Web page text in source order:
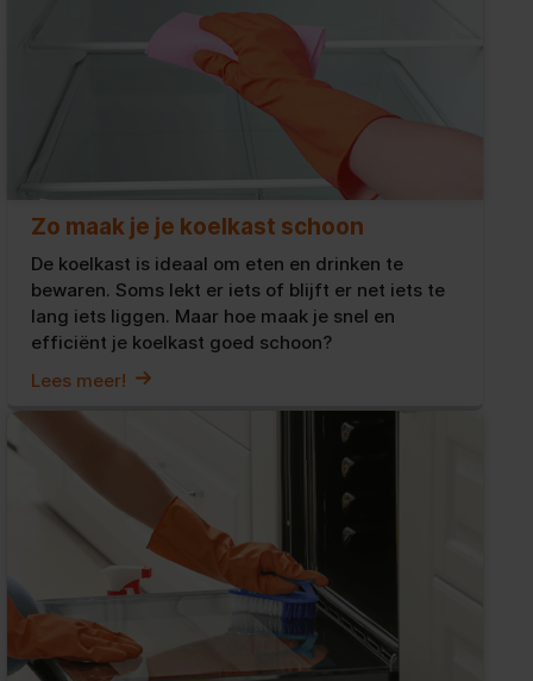
Zo maak je je koelkast schoon
De koelkast is ideaal om eten en drinken te
bewaren. Soms lekt er iets of blijft er net iets te
lang iets liggen. Maar hoe maak je snel en
efficiënt je koelkast goed schoon?
Lees meer!